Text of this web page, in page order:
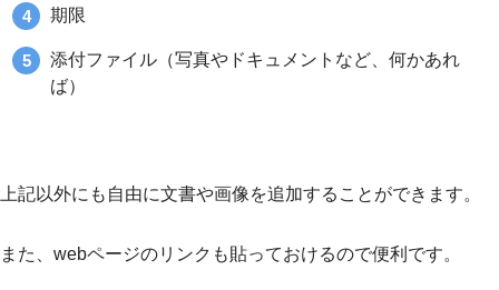
期限
添付ファイル（写真やドキュメントなど、何かあれ
ば）
上記以外にも自由に文書や画像を追加することができます。
また、webページのリンクも貼っておけるので便利です。